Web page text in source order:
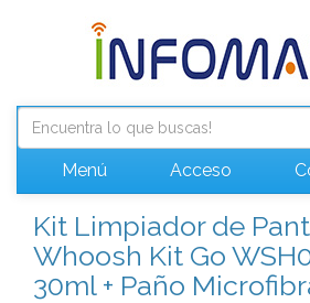
Menú Acceso
Kit Limpiador de
Whoosh Kit Go
30ml + Paño